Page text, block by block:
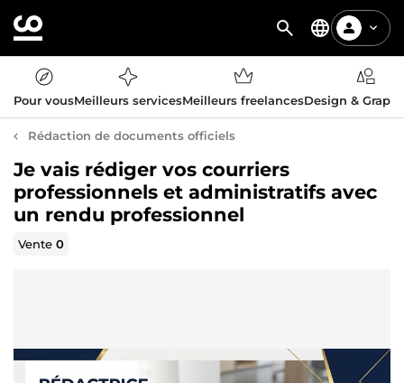
Pour vousMeilleurs servicesMeilleurs freelancesDesign &
Rédaction de documents officiels
Je vais rédiger vos courriers
professionnels et administratifs avec
un rendu professionnel
Vente0